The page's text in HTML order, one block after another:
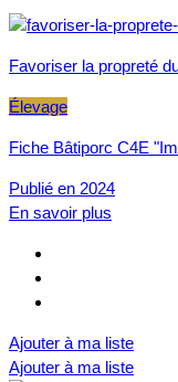
Favoriser la propreté
Élevage
Fiche Bâtiporc C4E
Publié en 2024
En savoir plus
Ajouter à ma liste
Ajouter à ma liste